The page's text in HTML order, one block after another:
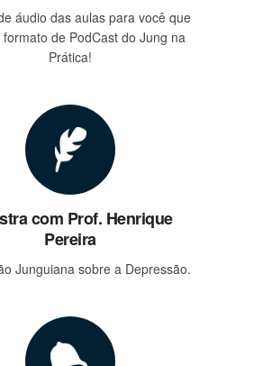
áudio das aulas para você que
de PodCast do Jung na
Prática!
com Prof. Henrique
Pereira
Junguiana sobre a Depressão.